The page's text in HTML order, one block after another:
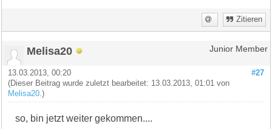
Zitieren
Melisa20 Junior Member
#27
13.03.2013, 00:20
(Dieser Beitrag wurde zuletzt bearbeitet: 13.03.2013, 01:01 von
Melisa20 .)
so, bin jetzt weiter gekommen....